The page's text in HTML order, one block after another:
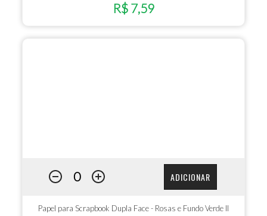
R$ 7,59
ADICIONAR
Papel para Scrapbook Dupla Face - Rosas e Fundo Verde II